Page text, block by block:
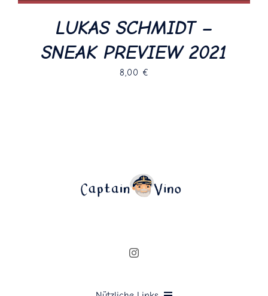
LUKAS SCHMIDT –
SNEAK PREVIEW 2021
8,00 €